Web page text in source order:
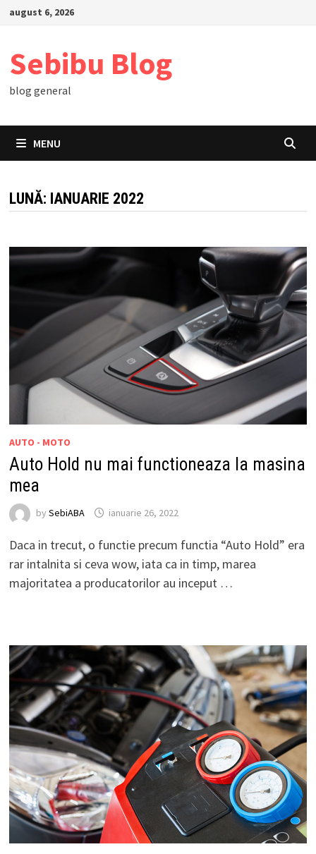
Skipaugust 6, 2026
Sebibu Blog
blog general
MENU
LUNĂ: IANUARIE 2022
AUTO - MOTO
Auto Hold nu mai functioneaza la masina
mea
by SebiABA ianuarie 26, 2022
Daca in trecut, o functie precum functia “Auto Hold” era
rar intalnita si ceva wow, iata ca in timp, marea
majoritatea a producatorilor au inceput …